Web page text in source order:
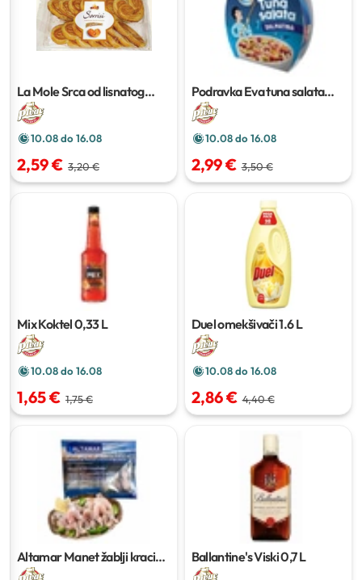
La Mole Srca od lisnatog
tijesta
10.08 do 16.08
2,59 € 3,20 €
Podravka Eva tuna salata
dalmatina
10.08 do 16.08
2,99 € 3,50 €
Mix Koktel0,33 L
10.08 do 16.08
1,65 € 1,75 €
Duel omekšivači1.6 L
10.08 do 16.08
2,86 € 4,40 €
Altamar Manet žablji kraci
1kg
Ballantine's Viski0,7 L